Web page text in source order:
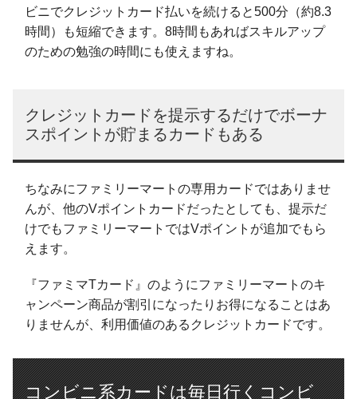
ビニでクレジットカード払いを続けると500分（約8.3
時間）も短縮できます。8時間もあればスキルアップ
のための勉強の時間にも使えますね。
クレジットカードを提示するだけでボーナ
スポイントが貯まるカードもある
ちなみにファミリーマートの専用カードではありませ
んが、他のVポイントカードだったとしても、提示だ
けでもファミリーマートではVポイントが追加でもら
えます。
『ファミマTカード』のようにファミリーマートのキ
ャンペーン商品が割引になったりお得になることはあ
りませんが、利用価値のあるクレジットカードです。
コンビニ系カードは毎日行くコンビ